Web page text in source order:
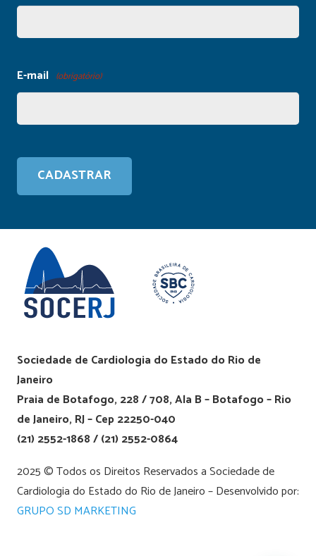
E-mail (obrigatório)
Sociedade de Cardiologia do Estado do Rio de
Janeiro
Praia de Botafogo, 228 / 708, Ala B – Botafogo – Rio
de Janeiro, RJ – Cep 22250-040
(21) 2552-1868 / (21) 2552-0864
2025 © Todos os Direitos Reservados a Sociedade de
Cardiologia do Estado do Rio de Janeiro – Desenvolvido por:
GRUPO SD MARKETING